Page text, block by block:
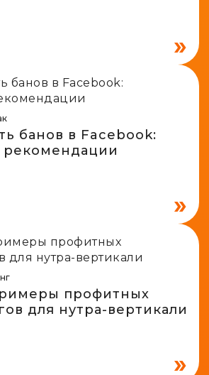
банов в Facebook:
рекомендации
профитных
для нутра-вертикали